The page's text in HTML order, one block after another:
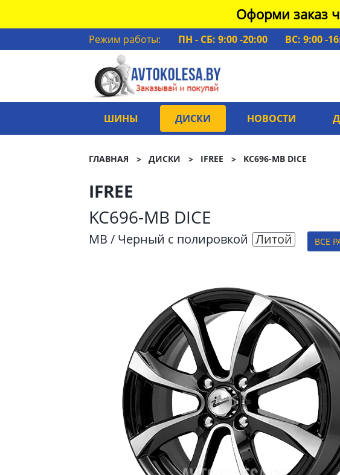
Оформи заказ
Режим работы: ПН - СБ: 9:00 -20:00
ВС: 9:00 -
ШИНЫ ДИСКИ НОВОСТИ
ГЛАВНАЯ ДИСКИ IFREE KC696-MB DICE
IFREE
KC696-MB DICE
MB / Черный с полировкой Литой ВСЕ